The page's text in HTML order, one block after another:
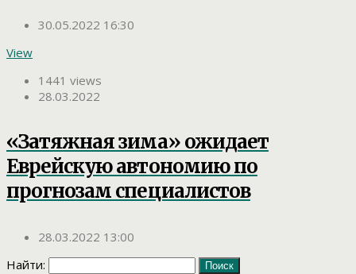
30.05.2022 16:30
View
1441 views
28.03.2022
«Затяжная зима» ожидает
Еврейскую автономию по
прогнозам специалистов
28.03.2022 13:00
Найти: